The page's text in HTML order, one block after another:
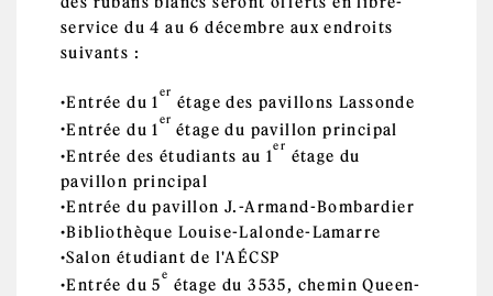
service du 4 au 6 décembre aux endroits
suivants :
Entrée du 1
er
étage des pavillons Lassonde
Entrée du 1
er
étage du pavillon principal
Entrée des étudiants au 1
er
étage du
pavillon principal
Entrée du pavillon J.-Armand-Bombardier
Bibliothèque Louise-Lalonde-Lamarre
Salon étudiant de l'AÉCSP
Entrée du 5
e
étage du 3535, chemin Queen-